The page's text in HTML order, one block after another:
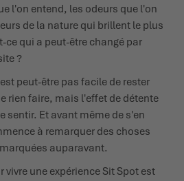
l'on entend, les odeurs que l'on
de la nature qui brillent le plus
ce qui a peut-être changé par
?
peut-être pas facile de rester
rien faire, mais l'effet de détente
sentir. Et avant même de s'en
à remarquer des choses
auparavant.
une expérience Sit Spot est